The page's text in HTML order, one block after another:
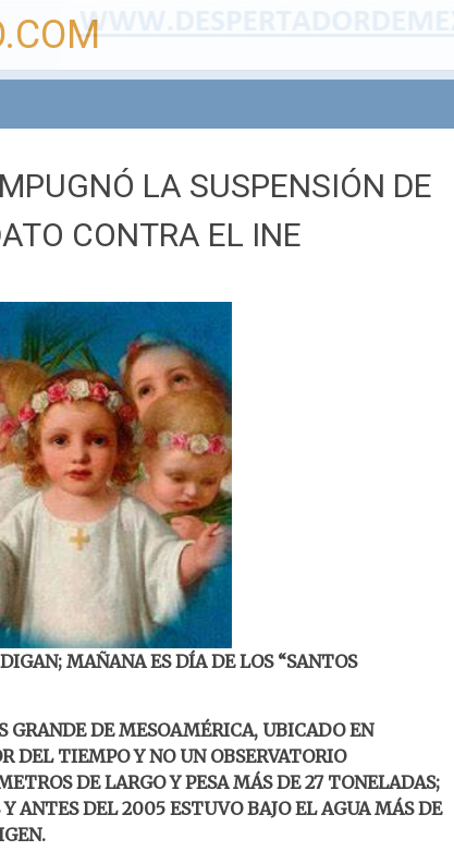
LA SUSPENSIÓN DE
CONTRA EL INE
MAÑANA ES DÍA DE LOS “SANTOS
DE MESOAMÉRICA, UBICADO EN
DEL TIEMPO Y NO UN OBSERVATORIO
DE LARGO Y PESA MÁS DE 27 TONELADAS;
ANTES DEL 2005 ESTUVO BAJO EL AGUA MÁS DE